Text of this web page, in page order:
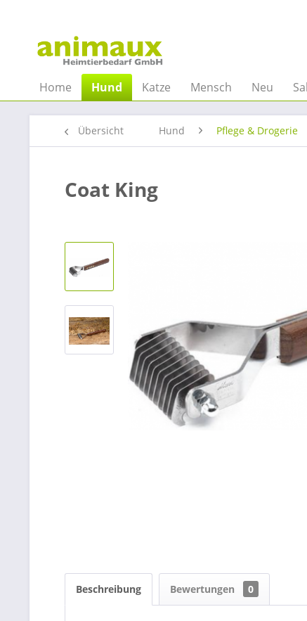
Home Hund Katze Mensch Neu
Übersicht Hund Pflege & Drogerie
Coat King
Beschreibung Bewertungen 0